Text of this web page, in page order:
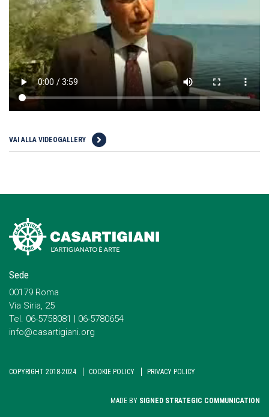
VAI ALLA VIDEOGALLERY
Sede
00179 Roma
Via Siria, 25
Tel. 06-5758081 | 06-5780654
info@casartigiani.org
COPYRIGHT 2018-2024 COOKIE POLICY PRIVACY POLICY
MADE BY SIGNED STRATEGIC COMMUNICATION